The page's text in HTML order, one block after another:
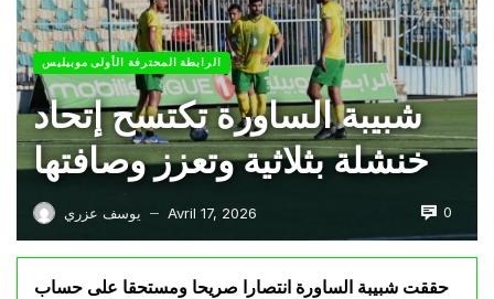
الرابطة المحترفة الأولى موبيليس
شبيبة الساورة تكتسح إتحاد
خنشلة بثلاثية وتعزز وصافتها
يوسف عزري — Avril 17, 2026 0
حققت شبيبة الساورة انتصارا صريحا ومستحقا على حساب